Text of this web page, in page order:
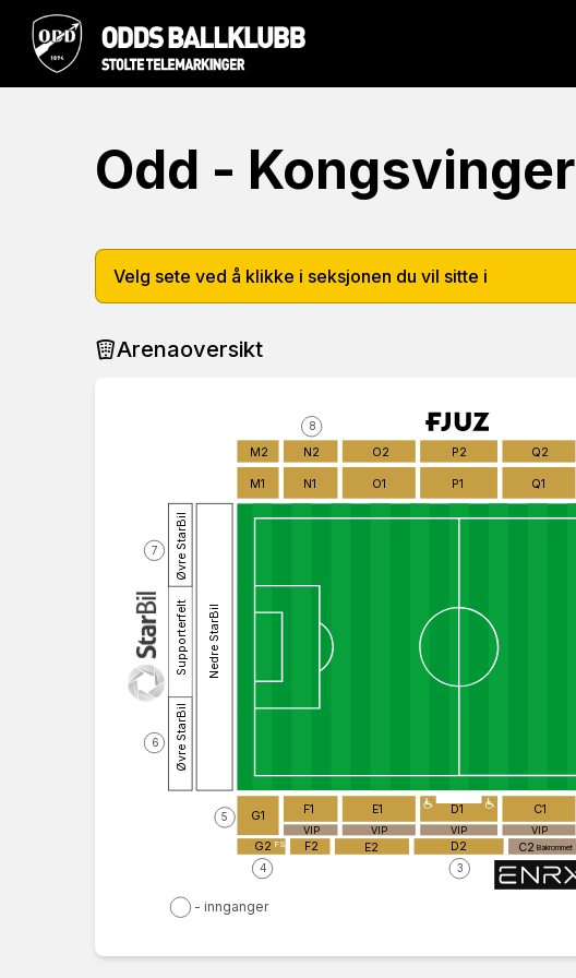
Odd - Kongsvinger
Velg sete ved å klikke i seksjonen du vil sitte i
Arenaoversikt
M2 N2 O2 P2 Q2
M1 N1 O1 P1 Q1
G1 F1 E1 D1 C1
G2 F2 E2 D2 C2 Bakrommet
VIP VIP VIP VIP
Nedre StarBil
Øvre StarBil
Øvre StarBil
Supporterfelt
FS
3
8
4
5
6
7
- innganger